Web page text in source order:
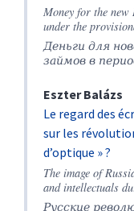
Money for the
under the
Деньги для
займов в
EszterBalázs
Le regard des
sur les
d’optique » ?
The image of
and intellectuals
Русские